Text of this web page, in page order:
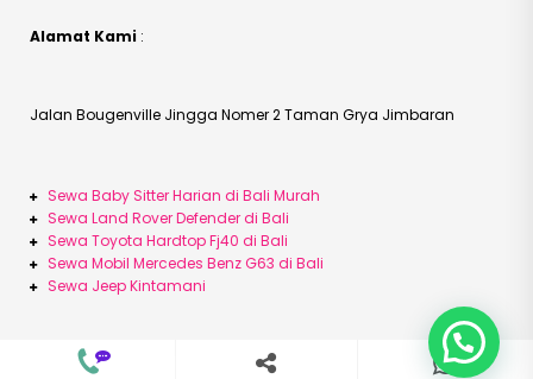
08113992501 +628113992501
Alamat Kami :
Jalan Bougenville Jingga Nomer 2 Taman Grya Jimbaran
Sewa Baby Sitter Harian di Bali Murah
Sewa Land Rover Defender di Bali
Sewa Toyota Hardtop Fj40 di Bali
Sewa Mobil Mercedes Benz G63 di Bali
Sewa Jeep Kintamani